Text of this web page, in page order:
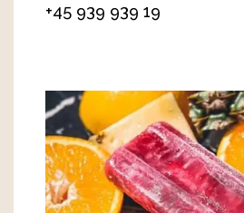
+45 939 939 19